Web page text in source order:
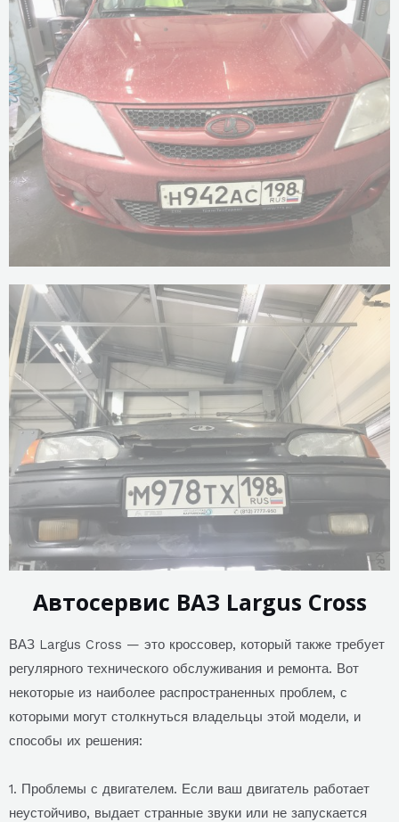
Автосервис ВАЗ Largus Cross
ВАЗ Largus Cross — это кроссовер, который также требует
регулярного технического обслуживания и ремонта. Вот
некоторые из наиболее распространенных проблем, с
которыми могут столкнуться владельцы этой модели, и
способы их решения:
1. Проблемы с двигателем. Если ваш двигатель работает
неустойчиво, выдает странные звуки или не запускается